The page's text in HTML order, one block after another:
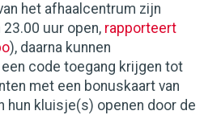
het afhaalcentrum zijn
uur open, rapporteert
), daarna kunnen
code toegang krijgen tot
met een bonuskaart van
hun kluisje(s) openen door de